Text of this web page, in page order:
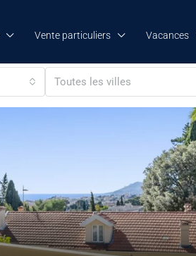
Vente particuliers Vacances
Toutes les villes